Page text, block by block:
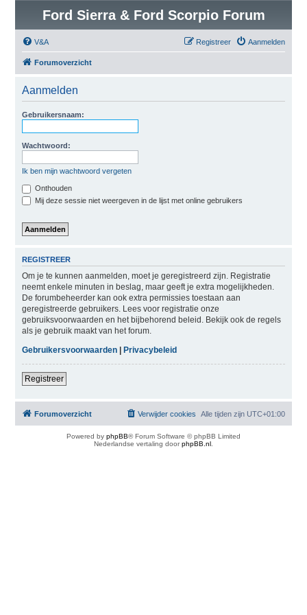
Ford Sierra & Ford Scorpio Forum
V&A Aanmelden
Registreer
Forumoverzicht
Aanmelden
Gebruikersnaam:
Wachtwoord:
Ik ben mijn wachtwoord vergeten
Onthouden
Mij deze sessie niet weergeven in de lijst met online gebruikers
REGISTREER
Om je te kunnen aanmelden, moet je geregistreerd zijn. Registratie
neemt enkele minuten in beslag, maar geeft je extra mogelijkheden.
De forumbeheerder kan ook extra permissies toestaan aan
geregistreerde gebruikers. Lees voor registratie onze
gebruiksvoorwaarden en het bijbehorend beleid. Bekijk ook de regels
als je gebruik maakt van het forum.
Gebruikersvoorwaarden| Privacybeleid
Registreer
Forumoverzicht Alle tijden zijn UTC+01:00
Verwijder cookies
Powered by phpBB® Forum Software © phpBB Limited
Nederlandse vertaling doorphpBB.nl